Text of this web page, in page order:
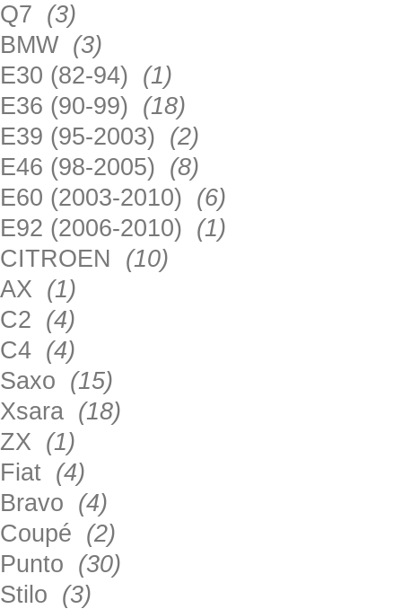
Q7 (3)
BMW (3)
E30 (82-94) (1)
E36 (90-99) (18)
E39 (95-2003) (2)
E46 (98-2005) (8)
E60 (2003-2010) (6)
E92 (2006-2010) (1)
CITROEN (10)
AX (1)
C2 (4)
C4 (4)
Saxo (15)
Xsara (18)
ZX (1)
Fiat (4)
Bravo (4)
Coupé (2)
Punto (30)
Stilo (3)